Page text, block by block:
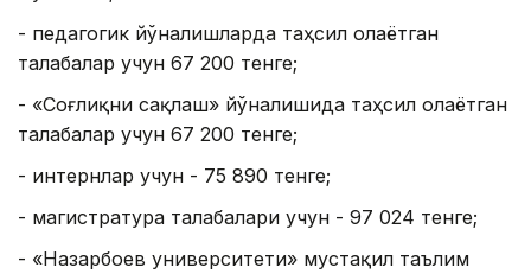
- педагогик йўналишларда таҳсил олаётган
талабалар учун 67 200 тенге;
- «Соғлиқни сақлаш» йўналишида таҳсил олаётган
талабалар учун 67 200 тенге;
- интернлар учун - 75 890 тенге;
- магистратура талабалари учун - 97 024 тенге;
- «Назарбоев университети» мустақил таълим